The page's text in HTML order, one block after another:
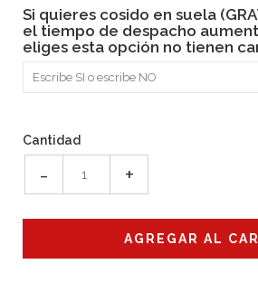
Si quieres cosido en suela
el tiempo de despacho
eliges esta opción no tienen
Cantidad
- +